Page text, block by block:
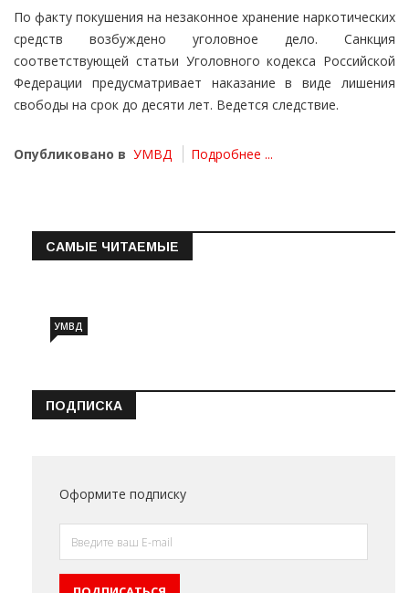
По факту покушения на незаконное хранение наркотических
средств возбуждено уголовное дело. Санкция
соответствующей статьи Уголовного кодекса Российской
Федерации предусматривает наказание в виде лишения
свободы на срок до десяти лет. Ведется следствие.
Опубликовано в УМВД Подробнее ...
САМЫЕ ЧИТАЕМЫЕ
УМВД
ПОДПИСКА
Оформите подписку